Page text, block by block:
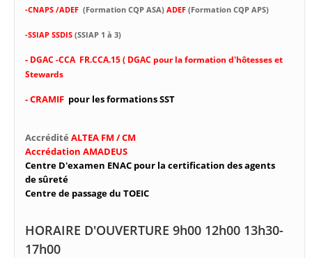
-CNAPS /ADEF (Formation CQP ASA) ADEF (Formation CQP APS)
-SSIAP SSDIS (SSIAP 1 à 3)
- DGAC -CCA FR.CCA.15 ( DGAC pour la formation d'hôtesses et
Stewards
- CRAMIF pour les formations SST
Accrédité ALTEA FM / CM
Accrédation AMADEUS
Centre D'examen ENAC pour la certification des agents
de sûreté
Centre de passage du TOEIC
HORAIRE D'OUVERTURE 9h00 12h00 13h30-
17h00